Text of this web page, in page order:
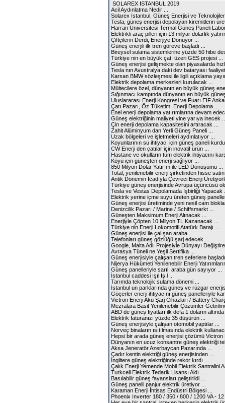
SOLAREX ISTANBUL 2019
Acil Aydınlatma Nedir ...
Solarex İstanbul, Güneş Enerjisi ve
Tesla, güneş enerjisi depolayan kiremitlerin
Harran Üniversitesi Termal Güneş Paneli
Elektrikli araç pilleri için 13 milyar dolarlık
Çiftçilerin Derdi, Enerjiye Dönüyor ...
Güneş enerjili ilk tren göreve başladı ...
Bireysel sulama sistemlerine yüzde 50 hibe
Türkiye nin en büyük çatı üzeri GES projesi ...
Güneş enerjisi gelişmekte olan piyasalarda
Tesla nın Avustralya daki dev bataryası
Karsan BMW sözleşmesi ile ilgili açıklama
Elektrik depolama merkezleri kurulacak ...
Mültecilere özel, dünyanın en büyük güneş
Sığınmacı kampında dünyanın en büyük
Uluslararası Enerji Kongresi ve Fuarı EIF
Çatı Pazarı, Öz Tüketim, Enerji Depolama ...
Enel enerji depolama yatırımlarına devam
Güneş elektriğinin maliyeti yine yarıya inecek
Çin enerji depolama kapasitesini artıracak ...
Zahit Alüminyum dan Yerli Güneş Paneli ...
Uzak bölgeleri ve işletmeleri aydınlatıyor ...
Koyunlarının su ihtiyacı için güneş paneli
CW Enerji den çatılar için inovatif ürün ...
Hastane ve okulların tüm elektrik ihtiyacını
Köyü için güneşten enerji sağlıyor ...
850 Milyon Dolar Yatırım ile LED Dönüşümü ...
Total, yenilenebilir enerji şirketinden hisse satın
Antik Dönemin İcadıyla Çevreci Enerji
Türkiye güneş enerjisinde Avrupa üçüncüsü
Tesla ve Vestas Depolamada İşbirliği Yapacak
Elektrik yerine içme suyu üreten güneş
Güneş enerjisi üretiminde yeni nesil cam
Denizcilik Pazarı / Marine / Schiffsmarkt ...
Güneşten Maksimum Enerji Alınacak ...
Enerjiyle Çöpten 10 Milyon TL Kazanacak ...
Türkiye nin Enerji Lokomotifi Atatürk Barajı ...
Güneş enerjisi ile çalışan araba ...
Telefonları güneş gözlüğü şarj edecek ...
Google, Malta Adlı Projesiyle Dünyayı
Avrasya Tüneli ne Yeşil Sertifika ...
Güneş enerjisiyle çalışan tren seferlere
Nijerya Hükümeti Yenilenebilir Enerji
Güneş panelleriyle sarılı araba gün sayıyor ...
İstanbul caddesi Işıl Işıl ...
Tarımda teknolojik sulama dönemi ...
İstanbul un parklarında güneş ve rüzgar
Göçerler enerji ihtiyacını güneş panelleriyle
Victron Enerji Akü Şarj Cihazları / Battery
Mezralara Basit Yenilenebilir Çözümler
ABD de güneş fiyatları ilk defa 1 doların
Elektrik faturanızı yüzde 35 düşürün ...
Güneş enerjisiyle çalışan otomobil yaptılar ...
Norveç binaların ısıtılmasında elektrik
Hepsi bir arada güneş enerjisi çözümü Victron
Dünyanın en ucuz konsantre güneş elektriği
Aksa Jeneratör Azerbaycan Pazarında ...
Çadır kentin elektriği güneş enerjisinden ...
İngiltere güneş elektriğinde rekor kırdı ...
Çalık Enerji Yemende Mobil Elektrik Santralini
Turkcell Elektrik Tedarik Lisansı Aldı ...
Basılabilir güneş fayansları geliştirildi ...
Güneş panelli panjur elektrik üretiyor ...
Karaman Enerji İhtisas Endüstri Bölgesi ...
Phoenix Inverter 180 / 350 / 800 / 1200 VA -